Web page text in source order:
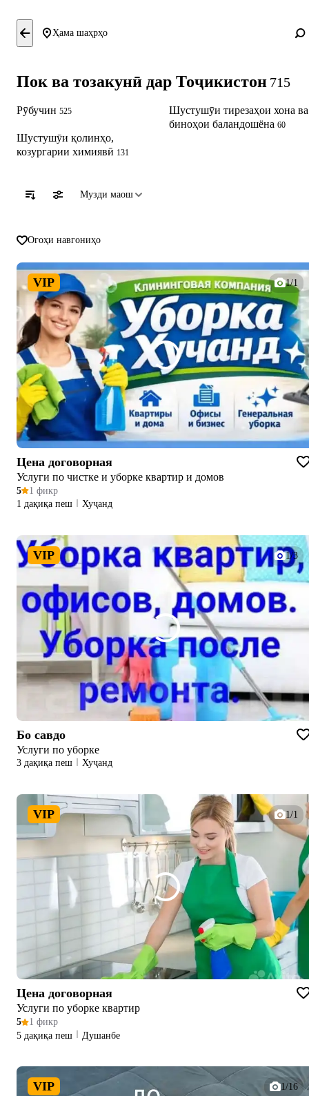
Ҳама шаҳрҳо
Пок ва тозакунӣ дар Тоҷикистон 715
Рӯбучин 525
Шустушӯи қолинҳо,
козургарии химиявӣ 131
Шустушӯи тирезаҳои хона ва
биноҳои баландошёна 60
Музди маош
Огоҳи навгониҳо
VIP 1/1
Цена договорная
Услуги по чистке и уборке квартир и домов
5
1 фикр
1 дақиқа пеш
Хуҷанд
VIP 1/3
Бо савдо
Услуги по уборке
3 дақиқа пеш Хуҷанд
VIP 1/1
Цена договорная
Услуги по уборке квартир
5
1 фикр
5 дақиқа пеш
Душанбе
VIP 1/16